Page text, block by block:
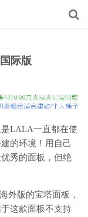
际版
LALA一直都在使
的环境！用自己
秀的面板，但绝
外版的宝塔面板，
这款面板不支持